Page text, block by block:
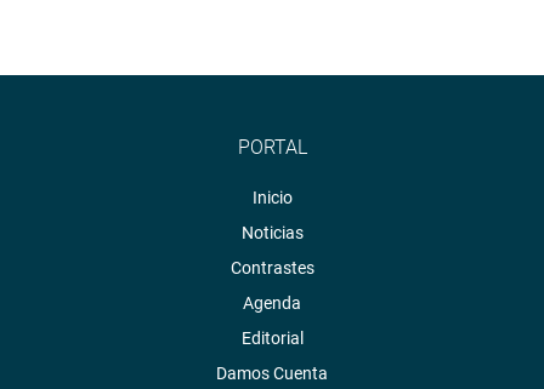
PORTAL
Inicio
Noticias
Contrastes
Agenda
Editorial
Damos Cuenta